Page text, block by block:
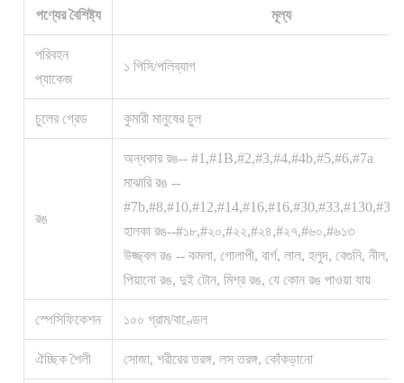
পণ্যের বৈশিষ্ট্য মূল্য
পরিবহন
প্যাকেজ
১ পিসি/পলিব্যাগ
চুলের গ্রেড কুমারী মানুষের চুল
রঙ
অন্ধকার রঙ-- #1,#1B,#2,#3,#4,#4b,#5,#6,#7a
মাঝারি রঙ --
হালকা রঙ--#১৮,#২০,#২২,#২৪,#২৭,#৬০,#৬১৩
উজ্জ্বল রঙ -- কমলা, গোলাপী, বার্গ, লাল, হলুদ, বেগুনি, নীল,
পিয়ানো রঙ, দুই টোন, মিশ্র রঙ, যে কোন রঙ পাওয়া যায়
স্পেসিফিকেশন ১০০ গ্রাম/বাণ্ডেল
ঐচ্ছিক শৈলী সোজা, শরীরের তরঙ্গ, লস তরঙ্গ, কোঁকড়ানো